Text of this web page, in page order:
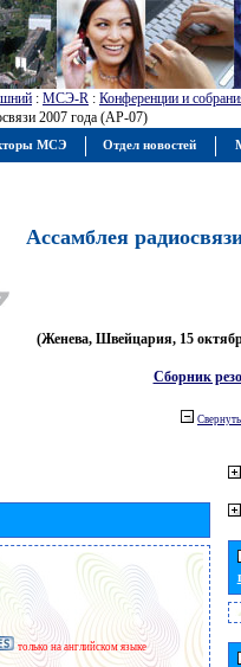
: МСЭ-R : Конференции и
2007 года (АР-07)
Ассамблея
(Женева, Швейцария, 15
Сборник
Свернуть
только на английском языке
МСЭ Отдел новостей